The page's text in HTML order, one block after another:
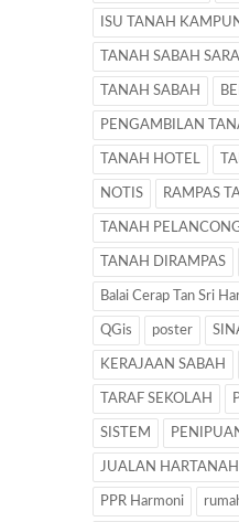
ISU TANAH
TANAH SABAH
TANAH SABAH
PENGAMBILAN
TANAH HOTEL
NOTIS RAMPAS
TANAH
TANAH DIRAMPAS
Balai Cerap Tan Sri
QGis poster
KERAJAAN SABAH
TARAF SEKOLAH
SISTEM
JUALAN HARTANAH
PPR Harmoni